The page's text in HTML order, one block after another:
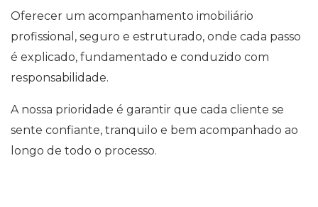
Oferecer um acompanhamento imobiliário
profissional, seguro e estruturado, onde cada passo
é explicado, fundamentado e conduzido com
responsabilidade.
A nossa prioridade é garantir que cada cliente se
sente confiante, tranquilo e bem acompanhado ao
longo de todo o processo.